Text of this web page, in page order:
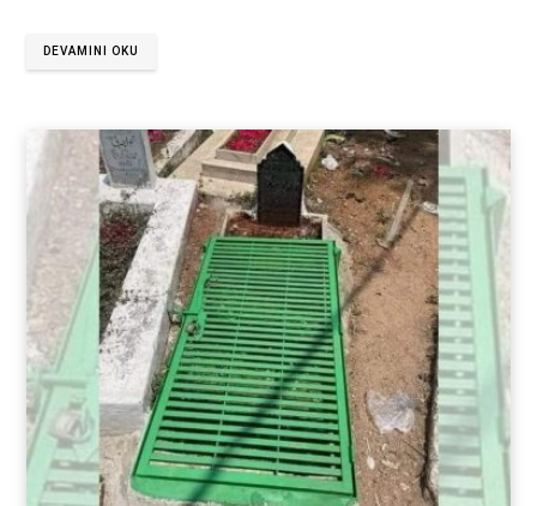
DEVAMINI OKU